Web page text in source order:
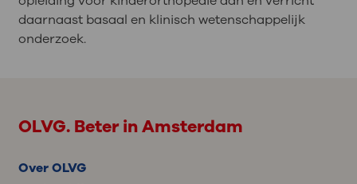
daarnaast basaal en klinisch wetenschappelijk
onderzoek.
OLVG. Beter in Amsterdam
Over OLVG